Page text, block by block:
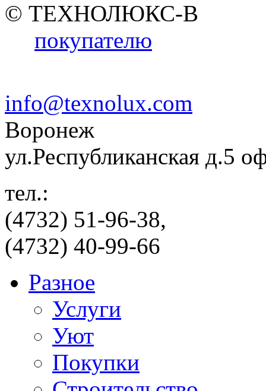
© ТЕХНОЛЮКС-В
покупателю
info@texnolux.com
Воронеж
ул.Республиканская д.5
тел.:
(4732) 51-96-38,
(4732) 40-99-66
Разное
Услуги
Уют
Покупки